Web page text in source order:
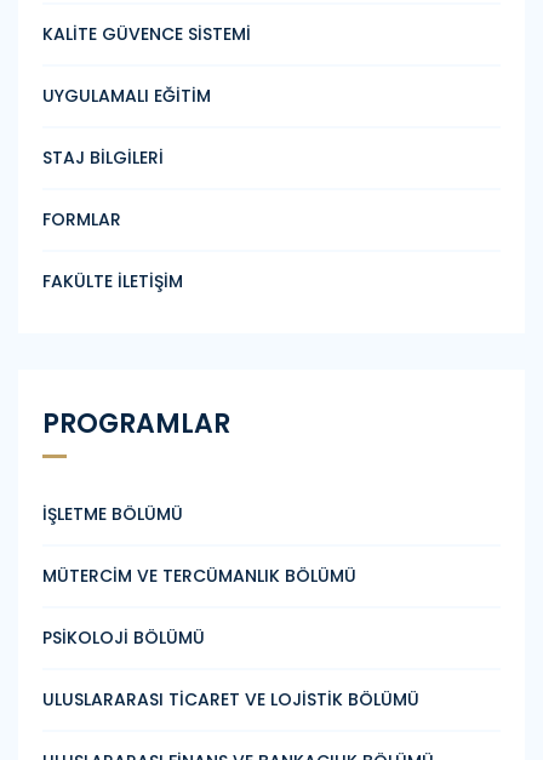
KALİTE GÜVENCE SİSTEMİ
UYGULAMALI EĞİTİM
STAJ BİLGİLERİ
FORMLAR
FAKÜLTE İLETİŞİM
PROGRAMLAR
İŞLETME BÖLÜMÜ
MÜTERCİM VE TERCÜMANLIK BÖLÜMÜ
PSİKOLOJİ BÖLÜMÜ
ULUSLARARASI TİCARET VE LOJİSTİK BÖLÜMÜ